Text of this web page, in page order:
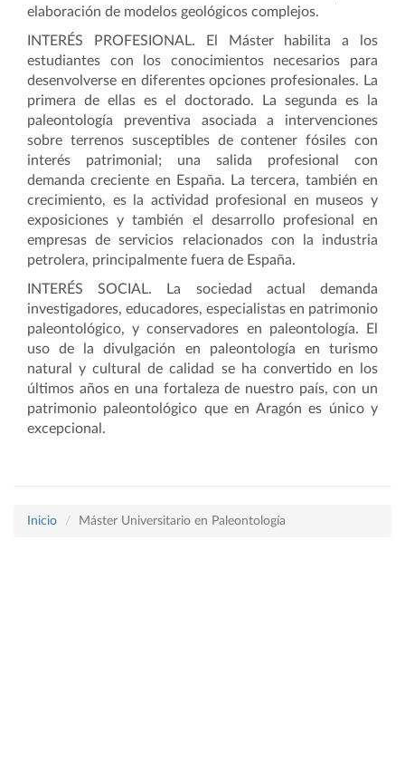
elaboración de modelos geológicos complejos.
INTERÉS PROFESIONAL. El Máster habilita a los
estudiantes con los conocimientos necesarios para
desenvolverse en diferentes opciones profesionales. La
primera de ellas es el doctorado. La segunda es la
paleontología preventiva asociada a intervenciones
sobre terrenos susceptibles de contener fósiles con
interés patrimonial; una salida profesional con
demanda creciente en España. La tercera, también en
crecimiento, es la actividad profesional en museos y
exposiciones y también el desarrollo profesional en
empresas de servicios relacionados con la industria
petrolera, principalmente fuera de España.
INTERÉS SOCIAL. La sociedad actual demanda
investigadores, educadores, especialistas en patrimonio
paleontológico, y conservadores en paleontología. El
uso de la divulgación en paleontología en turismo
natural y cultural de calidad se ha convertido en los
últimos años en una fortaleza de nuestro país, con un
patrimonio paleontológico que en Aragón es único y
excepcional.
Inicio Máster Universitario en Paleontología